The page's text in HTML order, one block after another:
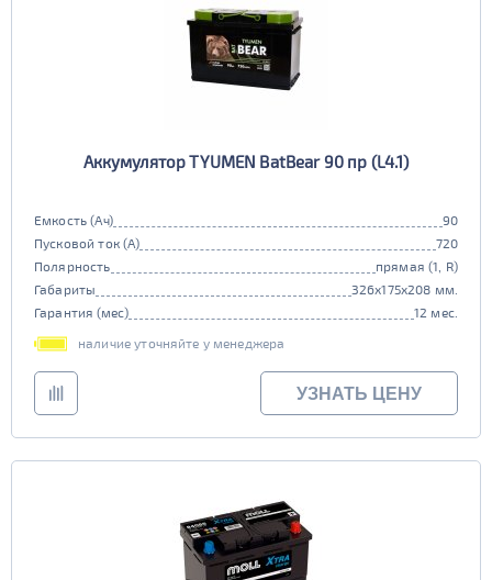
Аккумулятор TYUMEN BatBear 90 пр (L4.1)
Емкость (Ач)
90
Пусковой ток (А)
720
Полярность
прямая (1, R)
Габариты
326x175x208 мм.
Гарантия (мес)
12 мес.
наличие уточняйте у менеджера
УЗНАТЬ ЦЕНУ